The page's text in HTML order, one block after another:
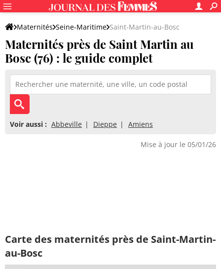
Maternités Seine-Maritime Saint-Martin-au-Bosc
Maternités près de Saint Martin au
Bosc (76) : le guide complet
Voir aussi : Abbeville Dieppe Amiens
Mise à jour le 05/01/26
Carte des maternités près de Saint-Martin-
au-Bosc